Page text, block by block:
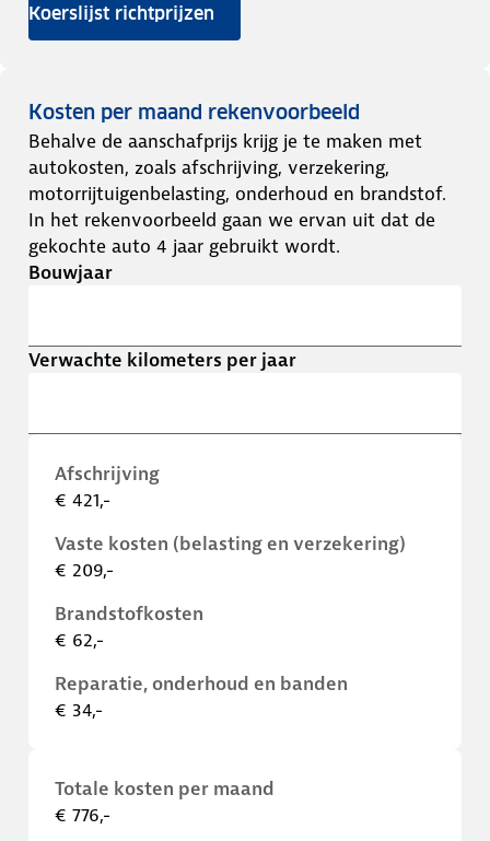
Koerslijst richtprijzen
Kosten per maand rekenvoorbeeld
Behalve de aanschafprijs krijg je te maken met
autokosten, zoals afschrijving, verzekering,
motorrijtuigenbelasting, onderhoud en brandstof.
In het rekenvoorbeeld gaan we ervan uit dat de
gekochte auto 4 jaar gebruikt wordt.
Bouwjaar
Verwachte kilometers per jaar
Afschrijving
€ 421,-
Vaste kosten (belasting en verzekering)
€ 209,-
Brandstofkosten
€ 62,-
Reparatie, onderhoud en banden
€ 34,-
Totale kosten per maand
€ 776,-